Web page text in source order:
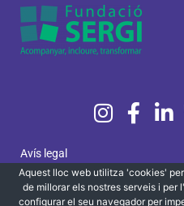
Avís legal
Política de privacitat i cookies
Aquest lloc web utilitza 'cookies'
de millorar els nostres serveis i
configurar el seu navegador per